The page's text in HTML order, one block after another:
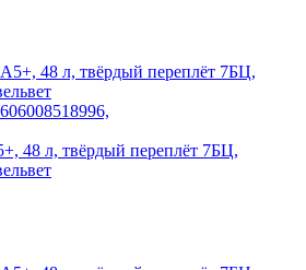
48 л, твёрдый переплёт 7БЦ,